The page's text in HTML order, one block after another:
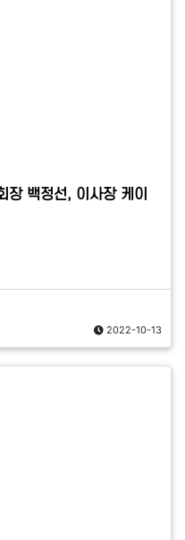
장 백정선, 이사장 케이
2022-10-13